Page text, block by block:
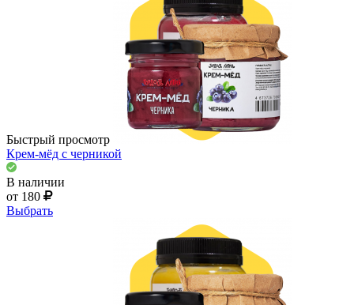
Быстрый просмотр
Крем-мёд с черникой
В наличии
от 180
Выбрать